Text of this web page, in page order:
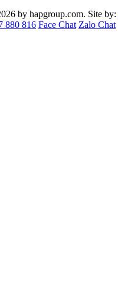
by hapgroup.com. Site by:
880 816 Face Chat Zalo Chat